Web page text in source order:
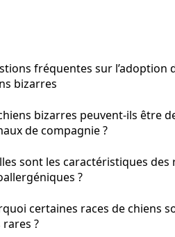
fréquentes sur l’adoption
bizarres
bizarres peuvent-ils être
de compagnie ?
sont les caractéristiques des
?
certaines races de chiens
rares ?